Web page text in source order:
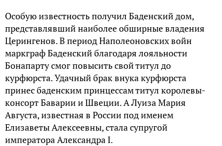
Особую известность получил Баденский дом,
представлявший наиболее обширные владения
Церингенов. В период Наполеоновских войн
маркграф Баденский благодаря лояльности
Бонапарту смог повысить свой титул до
курфюрста. Удачный брак внука курфюрста
принес баденским принцессам титул королевы-
консорт Баварии и Швеции. А Луиза Мария
Августа, известная в России под именем
Елизаветы Алексеевны, стала супругой
императора Александра I.